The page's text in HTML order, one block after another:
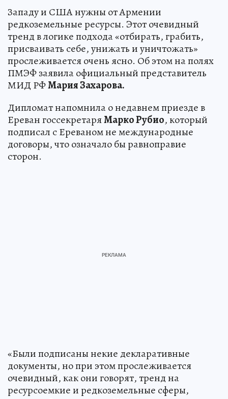
Западу и США нужны от Армении
редкоземельные ресурсы. Этот очевидный
тренд в логике подхода «отбирать, грабить,
присваивать себе, унижать и уничтожать»
прослеживается очень ясно. Об этом на полях
ПМЭФ заявила официальный представитель
МИД РФМария Захарова.
Дипломат напомнила о недавнем приезде в
Ереван госсекретаряМарко Рубио, который
подписал с Ереваном не международные
договоры, что означало бы равноправие
сторон.
«Были подписаны некие декларативные
документы, но при этом прослеживается
очевидный, как они говорят, тренд на
ресурсоемкие и редкоземельные сферы,